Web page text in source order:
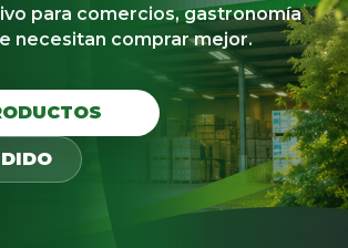
para comercios, gastronomía
necesitan comprar mejor.